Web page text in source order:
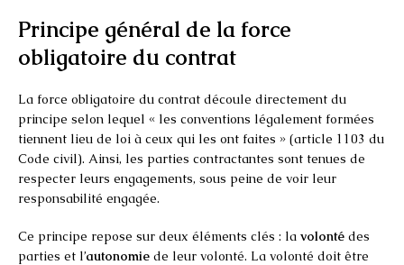
Principe général de la force
obligatoire du contrat
La force obligatoire du contrat découle directement du
principe selon lequel « les conventions légalement formées
tiennent lieu de loi à ceux qui les ont faites » (article 1103 du
Code civil). Ainsi, les parties contractantes sont tenues de
respecter leurs engagements, sous peine de voir leur
responsabilité engagée.
Ce principe repose sur deux éléments clés : la volonté des
parties et l’autonomie de leur volonté. La volonté doit être